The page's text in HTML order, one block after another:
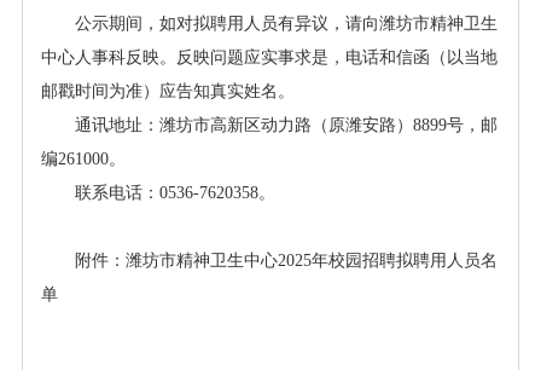
公示期间，如对拟聘用人员有异议，请向潍坊市精神卫生
中心人事科反映。反映问题应实事求是，电话和信函（以当地
邮戳时间为准）应告知真实姓名。
通讯地址：潍坊市高新区动力路（原潍安路） 8899号，邮
编261000。
联系电话： 0536-7620358。
附件：潍坊市精神卫生中心2025年校园招聘拟聘用人员名
单